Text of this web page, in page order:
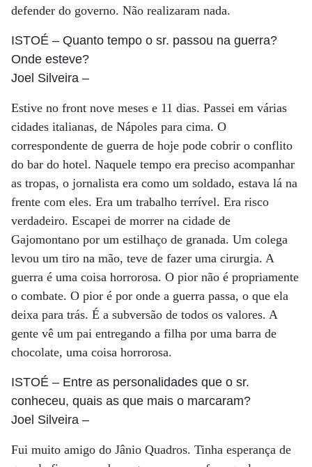
defender do governo. Não realizaram nada.
ISTOÉ – Quanto tempo o sr. passou na guerra?
Onde esteve?
Joel Silveira –
Estive no front nove meses e 11 dias. Passei em várias
cidades italianas, de Nápoles para cima. O
correspondente de guerra de hoje pode cobrir o conflito
do bar do hotel. Naquele tempo era preciso acompanhar
as tropas, o jornalista era como um soldado, estava lá na
frente com eles. Era um trabalho terrível. Era risco
verdadeiro. Escapei de morrer na cidade de
Gajomontano por um estilhaço de granada. Um colega
levou um tiro na mão, teve de fazer uma cirurgia. A
guerra é uma coisa horrorosa. O pior não é propriamente
o combate. O pior é por onde a guerra passa, o que ela
deixa para trás. É a subversão de todos os valores. A
gente vê um pai entregando a filha por uma barra de
chocolate, uma coisa horrorosa.
ISTOÉ – Entre as personalidades que o sr.
conheceu, quais as que mais o marcaram?
Joel Silveira –
Fui muito amigo do Jânio Quadros. Tinha esperança de